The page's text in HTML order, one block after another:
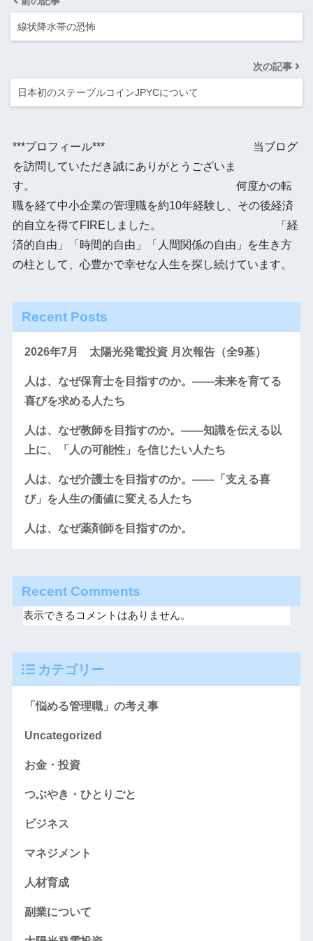
線状降水帯の恐怖
次の記事
日本初のステーブルコインJPYCについて
***プロフィール*** 当ブログ
を訪問していただき誠にありがとうございま
す。 何度かの転
職を経て中小企業の管理職を約10年経験し、その後経済
的自立を得てFIREしました。 「経
済的自由」「時間的自由」「人間関係の自由」を生き方
の柱として、心豊かで幸せな人生を探し続けています。
Recent Posts
2026年7月 太陽光発電投資 月次報告（全9基）
人は、なぜ保育士を目指すのか。――未来を育てる
喜びを求める人たち
人は、なぜ教師を目指すのか。――知識を伝える以
上に、「人の可能性」を信じたい人たち
人は、なぜ介護士を目指すのか。――「支える喜
び」を人生の価値に変える人たち
人は、なぜ薬剤師を目指すのか。
Recent Comments
表示できるコメントはありません。
カテゴリー
「悩める管理職」の考え事
Uncategorized
お金・投資
つぶやき・ひとりごと
ビジネス
マネジメント
人材育成
副業について